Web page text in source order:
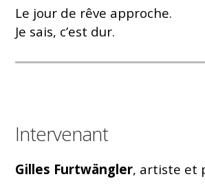
Le jour de rêve approche.
Je sais, c’est dur.
Intervenant
Gilles Furtwängler, artiste et